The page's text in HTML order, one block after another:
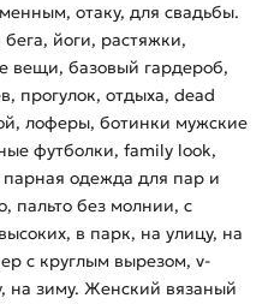
отаку, для свадьбы.
йоги, растяжки,
вещи, базовый гардероб,
прогулок, отдыха, dead
лоферы, ботинки мужские
футболки, family look,
одежда для пар и
пальто без молнии, с
в парк, на улицу, на
с круглым вырезом, v-
на зиму. Женский вязаный